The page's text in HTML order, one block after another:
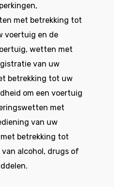
met betrekking tot
voertuig en de
wetten met
van uw
betrekking tot uw
om een voertuig
met
van uw
betrekking tot
alcohol, drugs of